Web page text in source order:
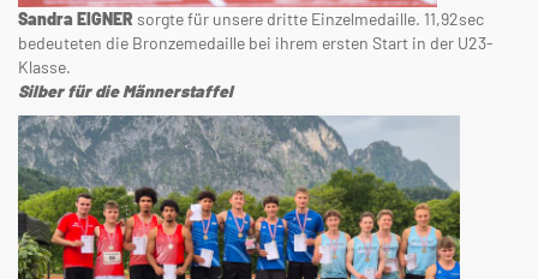
Sandra EIGNER sorgte für unsere dritte Einzelmedaille. 11,92sec
bedeuteten die Bronzemedaille bei ihrem ersten Start in der U23-
Klasse.
Silber für die Männerstaffel